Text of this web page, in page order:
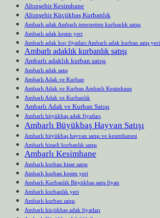
Altınşehir Kesimhane
Altınşehir Küçükbaş Kurbanlık
Ambarlı adak Ambarlı internetten kurbanlık satışı
Ambarlı adak kesim yeri
Ambarlı adak koç fiyatları Ambarlı adak kurban satış yeri
Ambarlı adaklık kurbanlık satışı
Ambarlı adaklık kurban satışı
Ambarlı adak satış
Ambarlı Adak ve Kurban
Ambarlı Adak ve Kurban Ambarlı Kesimhane
Ambarlı Adak ve Kurbanlık
Ambarlı Adak ve Kurban Satışı
Ambarlı büyükbaş adak fiyatları
Ambarlı Büyükbaş Hayvan Satışı
Ambarlı büyükbaş hayvan satışı ve kesimhanesi
Ambarlı hisseli kurbanlık satışı
Ambarlı Kesimhane
Ambarlı kurban hisse satışı
Ambarlı kurban kesim yeri
Ambarlı Kurbanlık Büyükbaş satış fiyatı
Ambarlı kurbanlık yeri
Ambarlı kurban satışı
Ambarlı küçükbaş adak fiyatları